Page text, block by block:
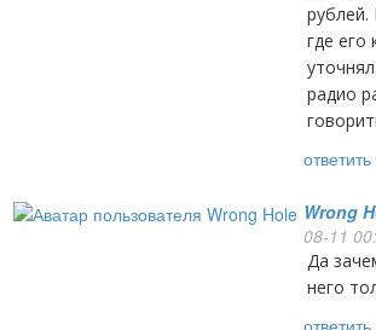
рублей.
где его
радио
ответить
Wrong
08-11
Да зачем вам хлеб? От
него
ответить